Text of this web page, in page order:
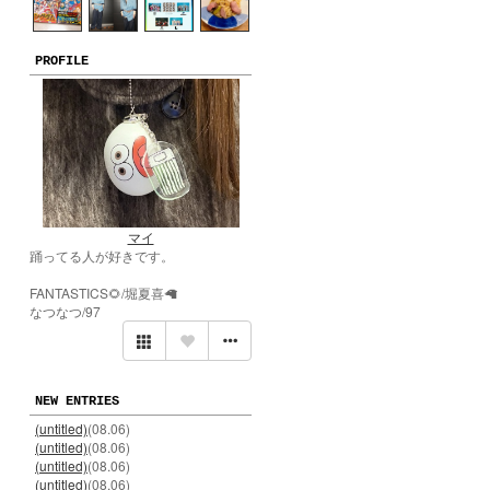
PROFILE
マイ
踊ってる人が好きです。
FANTASTICS🌻/堀夏喜🦙
なつなつ/97
NEW ENTRIES
(untitled)(08.06)
(untitled)(08.06)
(untitled)(08.06)
(untitled)(08.06)